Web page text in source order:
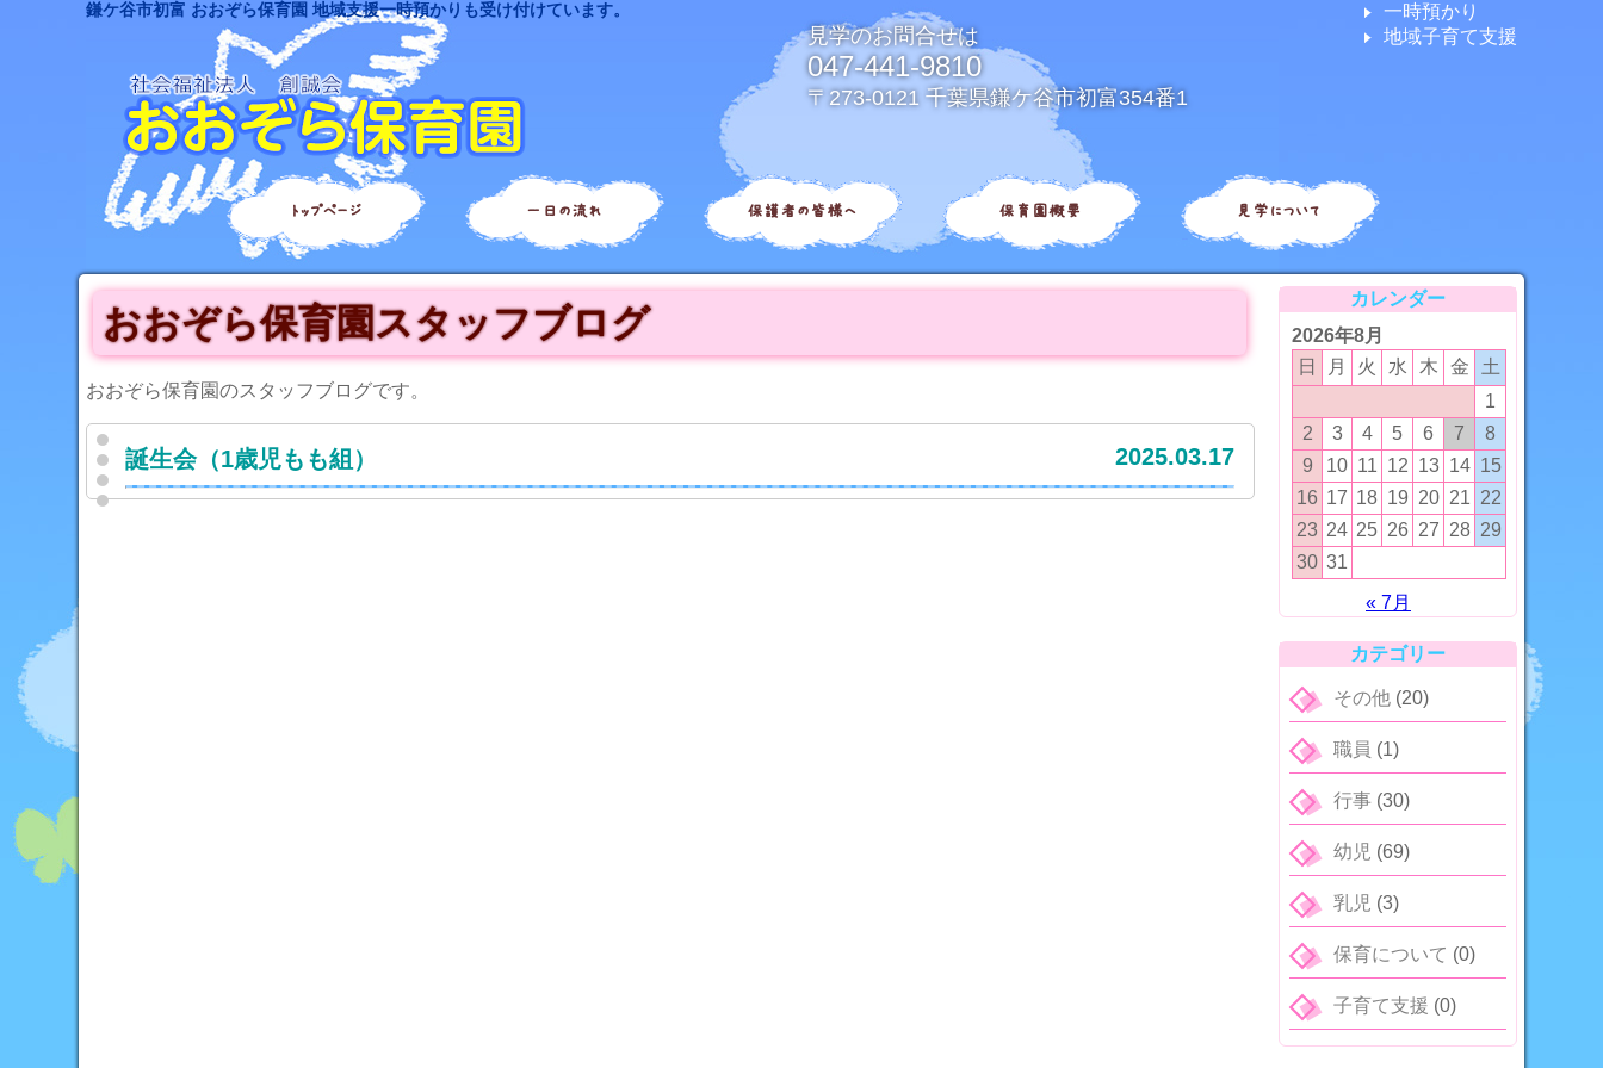
鎌ケ谷市初富 おおぞら保育園 地域支援一時預かりも受け付けています。
見学のお問合せは
047-441-9810
〒273-0121 千葉県鎌ケ谷市初富354番1
一時預かり
地域子育て支援
トップページ 一日の流れ 保護者の皆様へ 保育園概要 見学について
おおぞら保育園スタッフブログ
おおぞら保育園のスタッフブログです。
誕生会（1歳児もも組） 2025.03.17
カレンダー
2026年8月
日
月 火 水 木 金
土
1
2
3 4 5 6 7
8
9
10 11 12 13 14 15
16 17 18 19 20 21 22
23 24 25 26 27 28 29
30 31
« 7月
カテゴリー
その他(20)
職員 (1)
行事(30)
幼児 (69)
乳児 (3)
保育について (0)
子育て支援 (0)